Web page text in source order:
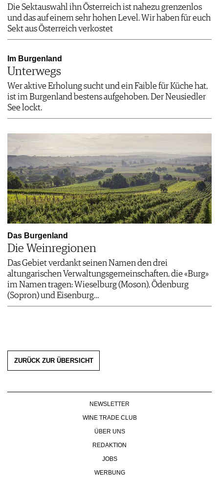
Die Sektauswahl ihn Österreich ist nahezu grenzenlos
und das auf einem sehr hohen Level. Wir haben für euch
Sekt aus Österreich verkostet
Im Burgenland
Unterwegs
Wer aktive Erholung sucht und ein Faible für Küche hat,
ist im Burgenland bestens aufgehoben. Der Neusiedler
See lockt.
Das Burgenland
Die Weinregionen
Das Gebiet verdankt seinen Namen den drei
altungarischen Verwaltungsgemeinschaften, die «Burg»
im Namen tragen: Wieselburg (Moson), Ödenburg
(Sopron) und Eisenburg…
ZURÜCK ZUR ÜBERSICHT
NEWSLETTER
WINE TRADE CLUB
ÜBER UNS
REDAKTION
JOBS
WERBUNG